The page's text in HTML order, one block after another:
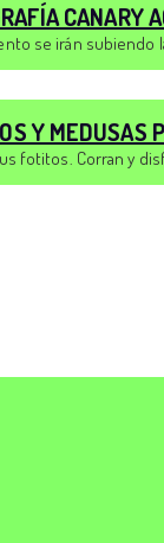
CANARY
se irán
Y MEDUSAS
fotitos. Corran y